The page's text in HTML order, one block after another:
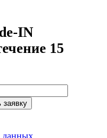
IN
15
заявку
данных